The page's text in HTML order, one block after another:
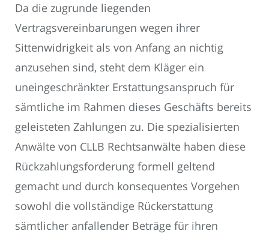
Da die zugrunde liegenden
Vertragsvereinbarungen wegen ihrer
Sittenwidrigkeit als von Anfang an nichtig
anzusehen sind, steht dem Kläger ein
uneingeschränkter Erstattungsanspruch für
sämtliche im Rahmen dieses Geschäfts bereits
geleisteten Zahlungen zu. Die spezialisierten
Anwälte von CLLB Rechtsanwälte haben diese
Rückzahlungsforderung formell geltend
gemacht und durch konsequentes Vorgehen
sowohl die vollständige Rückerstattung
sämtlicher anfallender Beträge für ihren